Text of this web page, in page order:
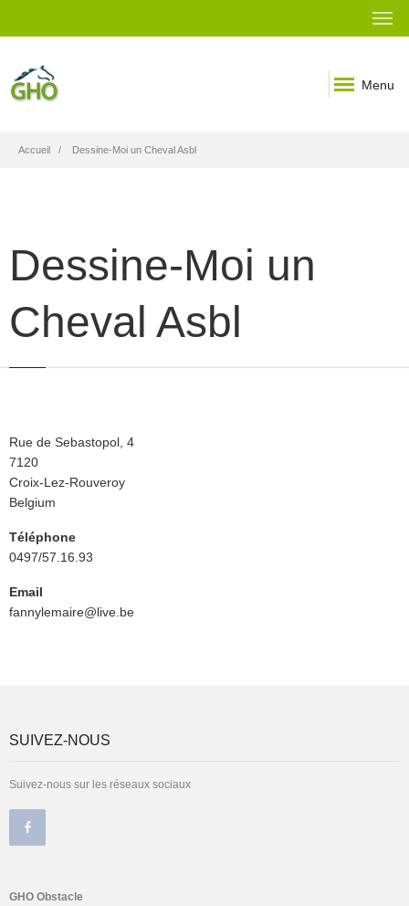
Menu
Fil
Accueil Dessine-Moi un Cheval Asbl
Dessine-Moi un
Cheval Asbl
Rue
Rue de Sebastopol, 4
Code
Postal
7120
Ville
Croix-Lez-Rouveroy
Pays
Belgium
Téléphone
0497/57.16.93
Email
fannylemaire@live.be
SUIVEZ-NOUS
Suivez-nous sur les réseaux sociaux
GHO Obstacle